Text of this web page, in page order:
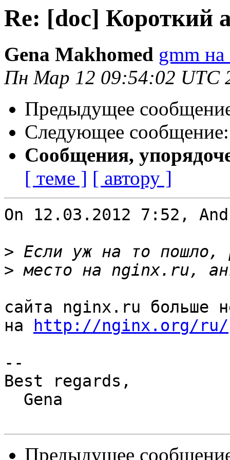
Re: [doc] Короткий
Gena Makhomed gmm на
Пн Мар 12 09:54:02 UTC
Предыдущее
Следующее
Сообщения,
[ теме ] [ автору ]
On 12.03.2012 7:52,
>
>
сайта nginx.ru больше
на
http://nginx.org/ru/
--
Best regards,
Предыдущее